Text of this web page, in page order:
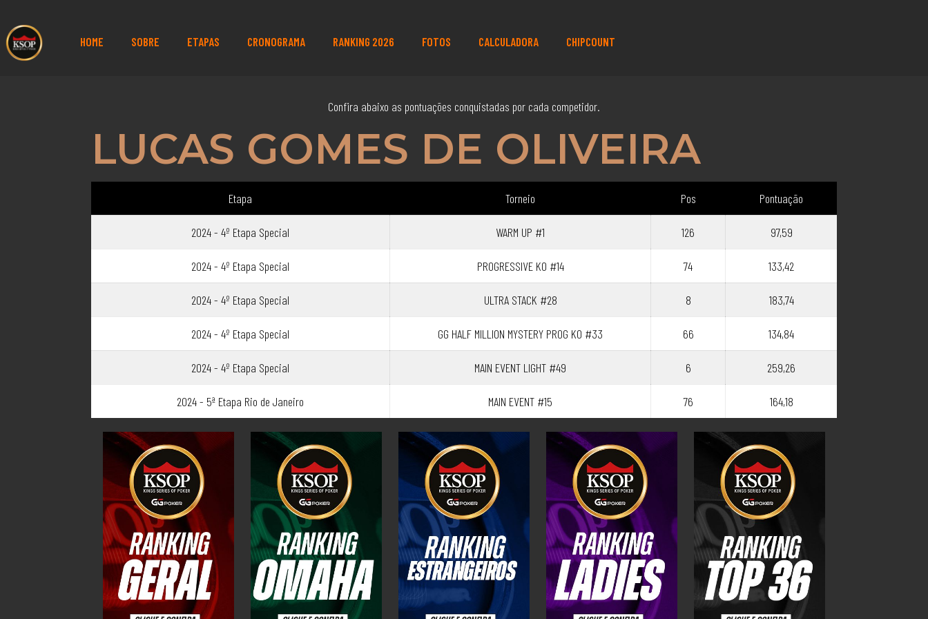
HOME SOBRE ETAPAS CRONOGRAMA RANKING 2026 FOTOS CALCULADORA CHIPCOUNT
Confira abaixo as pontuações conquistadas por cada competidor.
LUCAS GOMES DE OLIVEIRA
Etapa Torneio Pos Pontuação
2024 - 4º Etapa Special WARM UP #1 126 97,59
2024 - 4º Etapa Special PROGRESSIVE KO #14 74 133,42
2024 - 4º Etapa Special ULTRA STACK #28 8 183,74
2024 - 4º Etapa Special GG HALF MILLION MYSTERY PROG KO #33 66 134,84
2024 - 4º Etapa Special MAIN EVENT LIGHT #49 6 259,26
2024 - 5ª Etapa Rio de Janeiro MAIN EVENT #15 76 164,18